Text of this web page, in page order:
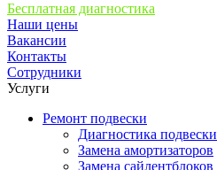
Бесплатная диагностика
Наши цены
Вакансии
Контакты
Сотрудники
Услуги
Ремонт подвески
Диагностика подвески
Замена амортизаторов
Замена сайлентблоков